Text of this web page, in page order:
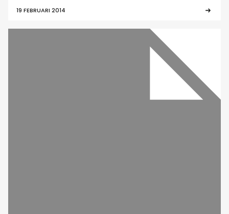
19 FEBRUARI 2014